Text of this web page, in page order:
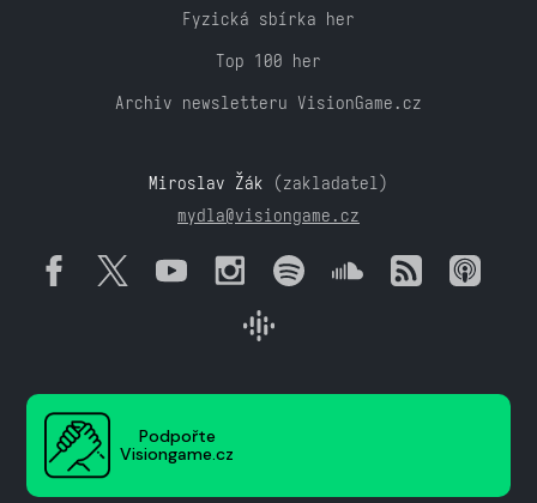
Fyzická sbírka her
Top 100 her
Archiv newsletteru VisionGame.cz
Miroslav Žák (zakladatel)
mydla@visiongame.cz
Podpořte
Visiongame.cz